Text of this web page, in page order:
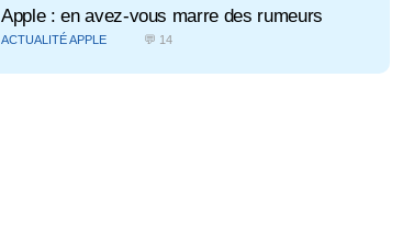
Apple : en avez-vous marre des rumeurs
ACTUALITÉ APPLE 💬 14